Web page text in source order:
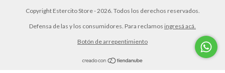
Copyright Estercito Store - 2026. Todos los derechos reservados.
Defensa de las y los consumidores. Para reclamos ingresá acá.
Botón de arrepentimiento